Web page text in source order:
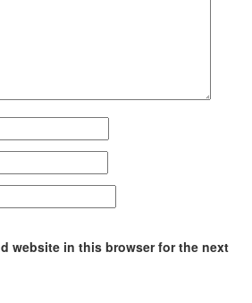
website in this browser for the next